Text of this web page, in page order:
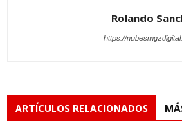
Rolando
https://
ARTÍCULOS RELACIONADOS